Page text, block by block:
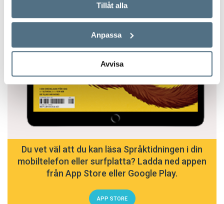
Tillåt alla
Anpassa
Avvisa
Du vet väl att du kan läsa Språktidningen i din
mobiltelefon eller surfplatta? Ladda ned appen
från App Store eller Google Play.
APP STORE